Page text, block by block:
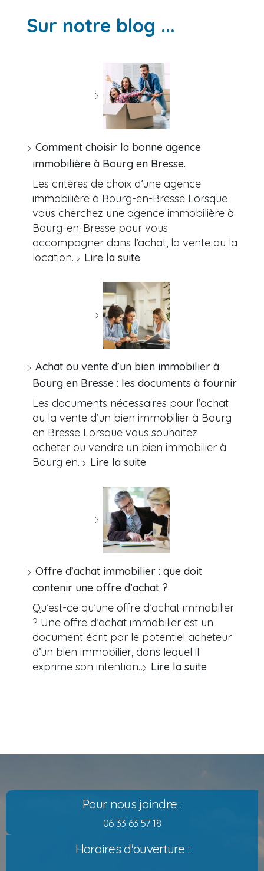
Sur notre blog ...
Comment choisir la bonne agence
immobilière à Bourg en Bresse.
Les critères de choix d’une agence
immobilière à Bourg-en-Bresse Lorsque
vous cherchez une agence immobilière à
Bourg-en-Bresse pour vous
accompagner dans l’achat, la vente ou la
location… Lire la suite
Achat ou vente d’un bien immobilier à
Bourg en Bresse : les documents à fournir
Les documents nécessaires pour l’achat
ou la vente d’un bien immobilier à Bourg
en Bresse Lorsque vous souhaitez
acheter ou vendre un bien immobilier à
Bourg en… Lire la suite
Offre d’achat immobilier : que doit
contenir une offre d’achat ?
Qu’est-ce qu’une offre d’achat immobilier
? Une offre d’achat immobilier est un
document écrit par le potentiel acheteur
d’un bien immobilier, dans lequel il
exprime son intention… Lire la suite
Pour nous joindre :
06 33 63 57 18
Horaires d'ouverture :